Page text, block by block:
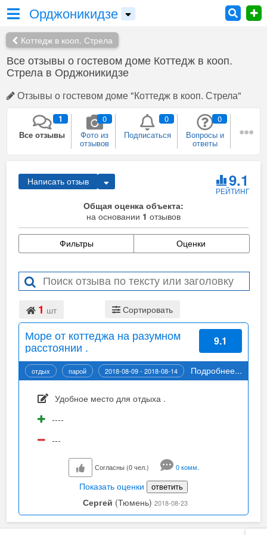
Орджоникидзе
Коттедж в кооп. Стрела
Все отзывы о гостевом доме Коттедж в кооп.
Стрела в Орджоникидзе
Отзывы о гостевом доме "Коттедж в кооп. Стрела"
1
Все отзывы
0
Фото из
отзывов
0
Подписаться
0
Вопросы и
ответы
1
Плюсы и
минусы
0
Рекомендации
0
0
Собираюсь
сюда
Я
Написать отзыв 9.1
РЕЙТИНГ
Общая оценка объекта:
на основании 1 отзывов
Фильтры Оценки
1 шт Сортировать
Море от коттеджа на разумном
расстоянии . 9.1
отдых парой 2018-08-09 - 2018-08-14 Подробнее...
Удобное место для отдыха .
----
---
Согласны (0 чел.) 0 комм.
Показать оценки ответить
Сергей (Тюмень) 2018-08-23